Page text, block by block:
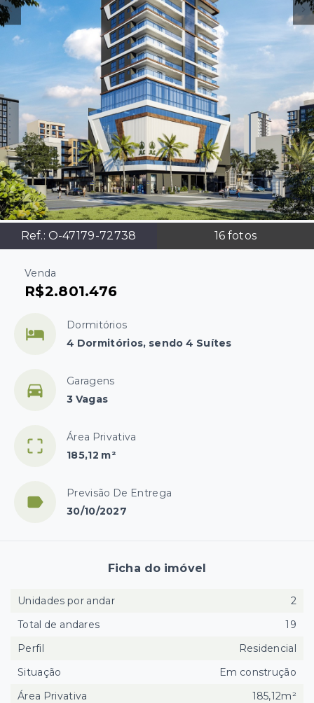
Ref.: O-47179-72738 16 fotos
Venda
R$2.801.476
Dormitórios
4 Dormitórios, sendo 4 Suítes
Garagens
3 Vagas
Área Privativa
185,12 m²
Previsão De Entrega
30/10/2027
Ficha do imóvel
Unidades por andar
2
Total de andares
19
Perfil
Residencial
Situação
Em construção
Área Privativa
185,12m²